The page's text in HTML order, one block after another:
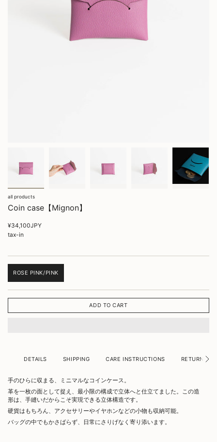
all products
Coin case【Mignon】
Translation
missing:
¥34,100JPY
tax-in
ROSE PINK/PINK
ADD TO CART
DETAILS SHIPPING CARE INSTRUCTIONS RETURN/
手のひらに収まる、ミニマルなコインケース。
革を一枚の面として捉え、最小限の構成で立体へと仕立てました。この造
形は、手縫いだからこそ実現できる立体構造です。
硬貨はもちろん、アクセサリーやイヤホンなどの小物も収納可能。
バッグの中でもかさばらず、日常にさりげなく寄り添います。